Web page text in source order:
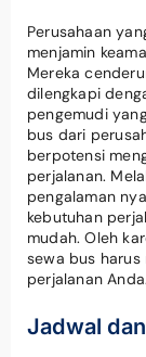
Perusahaan
menjamin
Mereka
dilengkapi
pengemudi
bus dari
berpotensi
perjalanan.
pengalaman
kebutuhan
mudah. Oleh
sewa bus
perjalanan Anda.
Jadwal